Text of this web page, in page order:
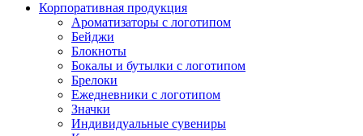
Корпоративная продукция
Ароматизаторы с логотипом
Бейджи
Блокноты
Бокалы и бутылки с логотипом
Брелоки
Ежедневники с логотипом
Значки
Индивидуальные сувениры